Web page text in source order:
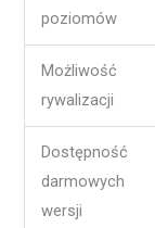
poziomów
Możliwość
rywalizacji
Dostępność
darmowych
wersji